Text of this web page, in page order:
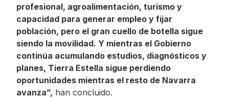
profesional, agroalimentación, turismo y
capacidad para generar empleo y fijar
población, pero el gran cuello de botella sigue
siendo la movilidad. Y mientras el Gobierno
continúa acumulando estudios, diagnósticos y
planes, Tierra Estella sigue perdiendo
oportunidades mientras el resto de Navarra
avanza”, han concluido.